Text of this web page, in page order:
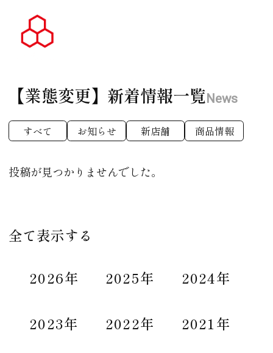
【業態変更】 新着情報一覧 News
すべて お知らせ 新店舗 商品情報
投稿が見つかりませんでした。
全て表示する
2026年 2025年 2024年
2023年 2022年 2021年